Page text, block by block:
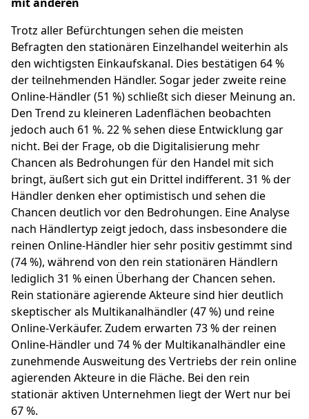
Trotz aller Befürchtungen sehen die meisten
Befragten den stationären Einzelhandel weiterhin als
den wichtigsten Einkaufskanal. Dies bestätigen 64 %
der teilnehmenden Händler. Sogar jeder zweite reine
Online-Händler (51 %) schließt sich dieser Meinung an.
Den Trend zu kleineren Ladenflächen beobachten
jedoch auch 61 %. 22 % sehen diese Entwicklung gar
nicht. Bei der Frage, ob die Digitalisierung mehr
Chancen als Bedrohungen für den Handel mit sich
bringt, äußert sich gut ein Drittel indifferent. 31 % der
Händler denken eher optimistisch und sehen die
Chancen deutlich vor den Bedrohungen. Eine Analyse
nach Händlertyp zeigt jedoch, dass insbesondere die
reinen Online-Händler hier sehr positiv gestimmt sind
(74 %), während von den rein stationären Händlern
lediglich 31 % einen Überhang der Chancen sehen.
Rein stationäre agierende Akteure sind hier deutlich
skeptischer als Multikanalhändler (47 %) und reine
Online-Verkäufer. Zudem erwarten 73 % der reinen
Online-Händler und 74 % der Multikanalhändler eine
zunehmende Ausweitung des Vertriebs der rein online
agierenden Akteure in die Fläche. Bei den rein
stationär aktiven Unternehmen liegt der Wert nur bei
67 %.